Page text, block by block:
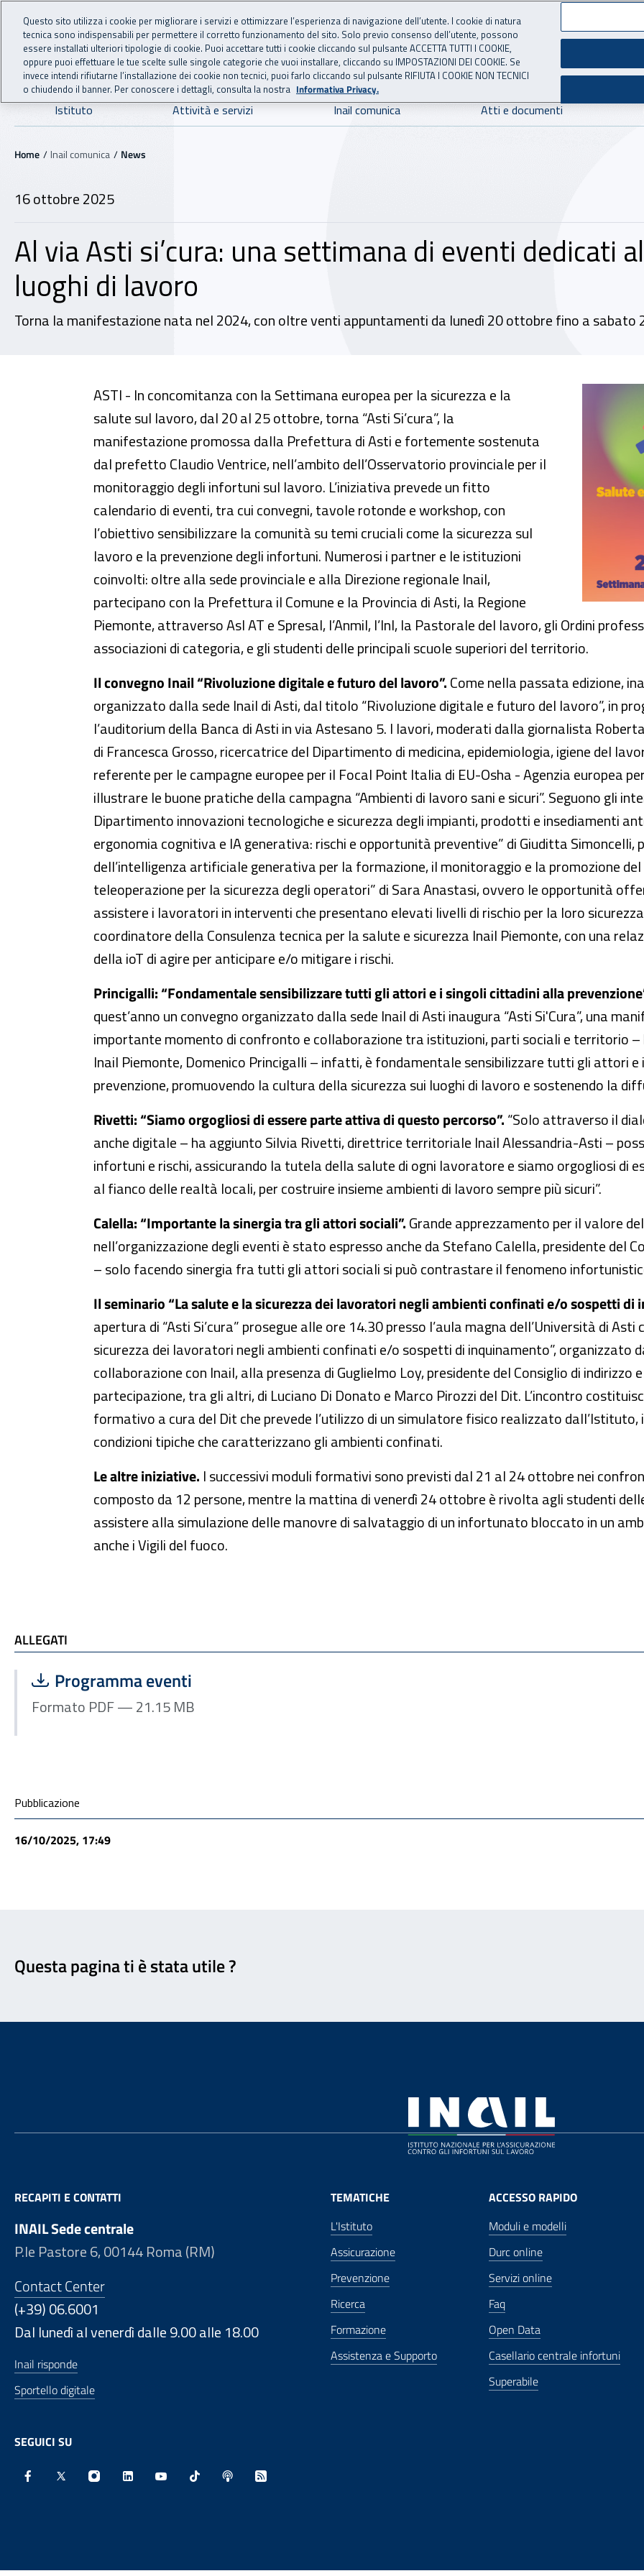
Vai al menu principale
Vai al contenuto principale
INAIL - Istituto Nazionale per l'Assicurazione
Navigazione principale
Istituto Attività e servizi Inail comunica Atti e documenti
Navigazione - Ti trovi in:
Home Inail comunica News
16 ottobre 2025
Al via Asti si’cura: una settimana di eventi dedicati
luoghi di lavoro
Torna la manifestazione nata nel 2024, con oltre venti appuntamenti da lunedì 20 ottobre fino a sabato
Al via Asti si’cura: una settimana di eventi dedicati alla salute e sicurezza
ASTI - In concomitanza con la Settimana europea per la sicurezza e la
salute sul lavoro, dal 20 al 25 ottobre, torna “Asti Si’cura”, la
manifestazione promossa dalla Prefettura di Asti e fortemente sostenuta
dal prefetto Claudio Ventrice, nell’ambito dell’Osservatorio provinciale per il
monitoraggio degli infortuni sul lavoro. L’iniziativa prevede un fitto
calendario di eventi, tra cui convegni, tavole rotonde e workshop, con
l’obiettivo sensibilizzare la comunità su temi cruciali come la sicurezza sul
lavoro e la prevenzione degli infortuni. Numerosi i partner e le istituzioni
coinvolti: oltre alla sede provinciale e alla Direzione regionale Inail,
partecipano con la Prefettura il Comune e la Provincia di Asti, la Regione
Piemonte, attraverso Asl AT e Spresal, l’Anmil, l’Inl, la Pastorale del lavoro, gli Ordini
associazioni di categoria, e gli studenti delle principali scuole superiori del territorio.
Il convegno Inail “Rivoluzione digitale e futuro del lavoro”.Come nella passata edizione,
organizzato dalla sede Inail di Asti, dal titolo “Rivoluzione digitale e futuro del lavoro”, in
l’auditorium della Banca di Asti in via Astesano 5. I lavori, moderati dalla giornalista
di Francesca Grosso, ricercatrice del Dipartimento di medicina, epidemiologia, igiene del
referente per le campagne europee per il Focal Point Italia di EU-Osha - Agenzia europea
illustrare le buone pratiche della campagna “Ambienti di lavoro sani e sicuri”. Seguono gli
Dipartimento innovazioni tecnologiche e sicurezza degli impianti, prodotti e insediamenti
ergonomia cognitiva e IA generativa: rischi e opportunità preventive” di Giuditta
dell’intelligenza artificiale generativa per la formazione, il monitoraggio e la promozione
teleoperazione per la sicurezza degli operatori” di Sara Anastasi, ovvero le opportunità
assistere i lavoratori in interventi che presentano elevati livelli di rischio per la loro
coordinatore della Consulenza tecnica per la salute e sicurezza Inail Piemonte, con una
della ioT di agire per anticipare e/o mitigare i rischi.
Princigalli: “Fondamentale sensibilizzare tutti gli attori e i singoli cittadini alla
quest’anno un convegno organizzato dalla sede Inail di Asti inaugura “Asti Si'Cura”, una
importante momento di confronto e collaborazione tra istituzioni, parti sociali e territorio
Inail Piemonte, Domenico Princigalli – infatti, è fondamentale sensibilizzare tutti gli attori
prevenzione, promuovendo la cultura della sicurezza sui luoghi di lavoro e sostenendo la
Rivetti: “Siamo orgogliosi di essere parte attiva di questo percorso”.“Solo attraverso il
anche digitale – ha aggiunto Silvia Rivetti, direttrice territoriale Inail Alessandria-Asti –
infortuni e rischi, assicurando la tutela della salute di ogni lavoratore e siamo orgogliosi di
al fianco delle realtà locali, per costruire insieme ambienti di lavoro sempre più sicuri”.
Calella: “Importante la sinergia tra gli attori sociali”.Grande apprezzamento per il valore
nell’organizzazione degli eventi è stato espresso anche da Stefano Calella, presidente del
– solo facendo sinergia fra tutti gli attori sociali si può contrastare il fenomeno
Il seminario “La salute e la sicurezza dei lavoratori negli ambienti confinati e/o sospetti di
apertura di “Asti Si’cura” prosegue alle ore 14.30 presso l’aula magna dell’Università di
sicurezza dei lavoratori negli ambienti confinati e/o sospetti di inquinamento”, organizzato
collaborazione con Inail, alla presenza di Guglielmo Loy, presidente del Consiglio di indirizzo
partecipazione, tra gli altri, di Luciano Di Donato e Marco Pirozzi del Dit. L’incontro
formativo a cura del Dit che prevede l’utilizzo di un simulatore fisico realizzato dall’Istituto,
condizioni tipiche che caratterizzano gli ambienti confinati.
Le altre iniziative. I successivi moduli formativi sono previsti dal 21 al 24 ottobre nei
composto da 12 persone, mentre la mattina di venerdì 24 ottobre è rivolta agli studenti
assistere alla simulazione delle manovre di salvataggio di un infortunato bloccato in un
anche i Vigili del fuoco.
ALLEGATI
ALLEGATI
Scarica file:
Programma eventi
Formato PDF — 21.15 MB
Condivisione social
Pubblicazione
16/10/2025, 17:49
Questa pagina ti è stata utile ?
RECAPITI E CONTATTI
INAIL Sede centrale
P.le Pastore 6, 00144 Roma (RM)
Contact Center
(+39) 06.6001
Dal lunedì al venerdì dalle 9.00 alle 18.00
Inail risponde
Sportello digitale
SEGUICI SU
TEMATICHE
L'Istituto
Assicurazione
Prevenzione
Ricerca
Formazione
Assistenza e Supporto
ACCESSO RAPIDO
Moduli e modelli
Durc online
Servizi online
Faq
Open Data
Casellario centrale infortuni
Superabile
Questo sito utilizza i cookie per migliorare i servizi e ottimizzare l’esperienza di navigazione dell’utente. I cookie di natura
tecnica sono indispensabili per permettere il corretto funzionamento del sito. Solo previo consenso dell’utente, possono
essere installati ulteriori tipologie di cookie. Puoi accettare tutti i cookie cliccando sul pulsante ACCETTA TUTTI I COOKIE,
oppure puoi effettuare le tue scelte sulle singole categorie che vuoi installare, cliccando su IMPOSTAZIONI DEI COOKIE. Se
invece intendi rifiutarne l’installazione dei cookie non tecnici, puoi farlo cliccando sul pulsante RIFIUTA I COOKIE NON TECNICI
o chiudendo il banner. Per conoscere i dettagli, consulta la nostra Informativa Privacy.